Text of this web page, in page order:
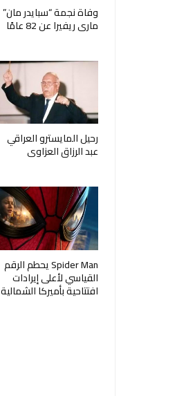
وفاة نجمة “سبايدر مان”
ماري ريفيرا عن 82 عامًا
رحيل المايسترو العراقي
عبد الرزاق العزاوي
Spider Man يحطم الرقم
القياسي لأعلى إيرادات
افتتاحية بأميركا الشمالية